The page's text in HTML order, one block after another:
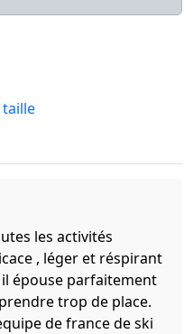
taille
les activités
, léger et réspirant
épouse parfaitement
trop de place.
de france de ski